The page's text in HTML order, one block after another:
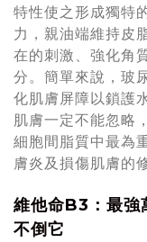
特性使之形成獨特
力，親油端維持皮
在的刺激、強化角
分。簡單來說，玻
化肌膚屏障以鎖護
肌膚一定不能忽略
細胞間脂質中最為
膚炎及損傷肌膚的
維他命B3：最強
不倒它